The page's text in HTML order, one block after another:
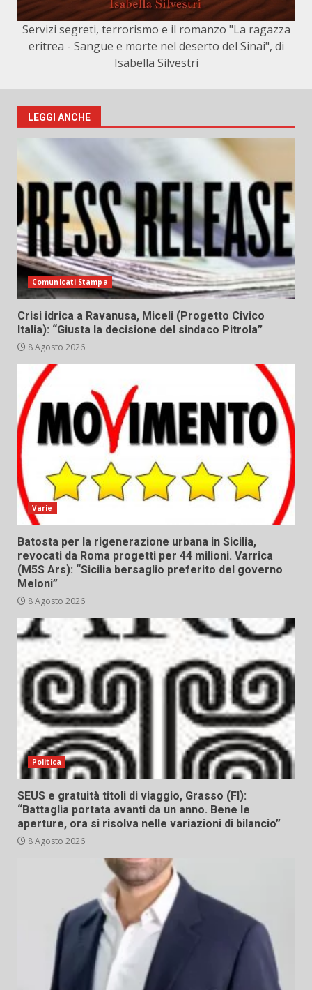
Servizi segreti, terrorismo e il romanzo "La ragazza
eritrea - Sangue e morte nel deserto del Sinai", di
Isabella Silvestri
LEGGI ANCHE
Comunicati Stampa
Crisi idrica a Ravanusa, Miceli (Progetto Civico
Italia): “Giusta la decisione del sindaco Pitrola”
8 Agosto 2026
Varie
Batosta per la rigenerazione urbana in Sicilia,
revocati da Roma progetti per 44 milioni. Varrica
(M5S Ars): “Sicilia bersaglio preferito del governo
Meloni”
8 Agosto 2026
Politica
SEUS e gratuità titoli di viaggio, Grasso (FI):
“Battaglia portata avanti da un anno. Bene le
aperture, ora si risolva nelle variazioni di bilancio”
8 Agosto 2026